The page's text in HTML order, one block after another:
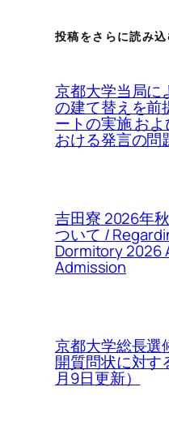
投稿をさらに読み込
京都大学当局に
の建て替えを前
ートの実施 お
おける発言の問
吉田寮 2026年
ついて /
Dormitory 2026
Admission
京都大学総長選
開質問状に対す
月9日更新）